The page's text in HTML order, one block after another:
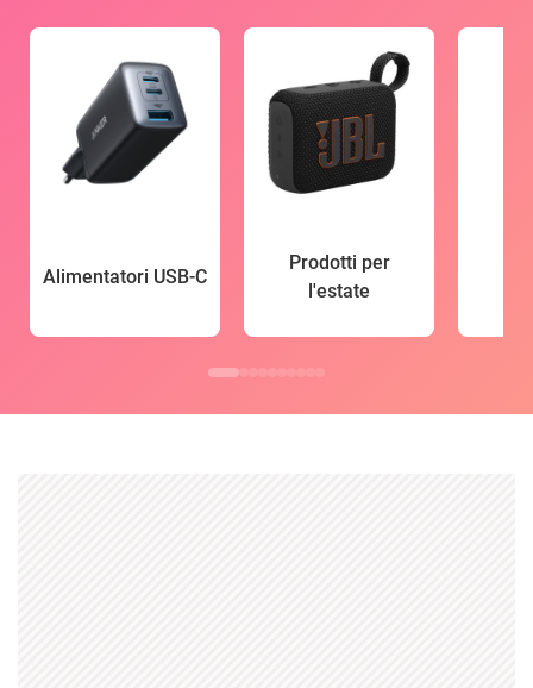
Alimentatori USB-C
Prodotti per
l'estate